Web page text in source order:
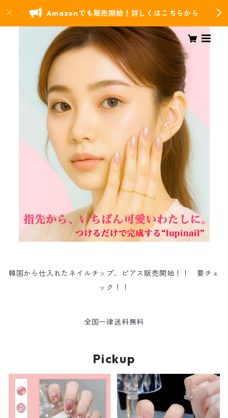
Amazonでも販売開始！詳しくはこちらから
韓国から仕入れたネイルチップ、ピアス販売開始！！ 要チェ
ック！！
全国一律送料無料
Pickup